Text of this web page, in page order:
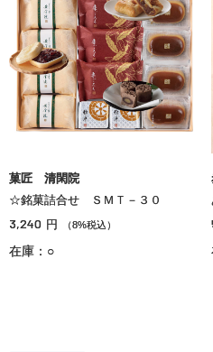
菓匠 清閑院
☆銘菓詰合せ ＳＭＴ－３０
3,240 円 （8%税込）
在庫：○